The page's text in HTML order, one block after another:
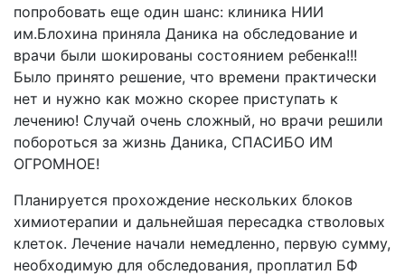
попробовать еще один шанс: клиника НИИ
им.Блохина приняла Даника на обследование и
врачи были шокированы состоянием ребенка!!!
Было принято решение, что времени практически
нет и нужно как можно скорее приступать к
лечению! Случай очень сложный, но врачи решили
побороться за жизнь Даника, СПАСИБО ИМ
ОГРОМНОЕ!
Планируется прохождение нескольких блоков
химиотерапии и дальнейшая пересадка стволовых
клеток. Лечение начали немедленно, первую сумму,
необходимую для обследования, проплатил БФ